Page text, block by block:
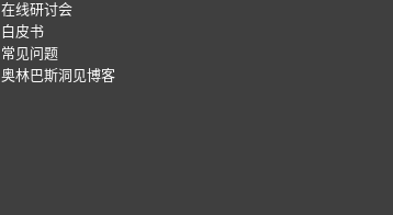
在线研讨会
白皮书
常见问题
奥林巴斯洞见博客